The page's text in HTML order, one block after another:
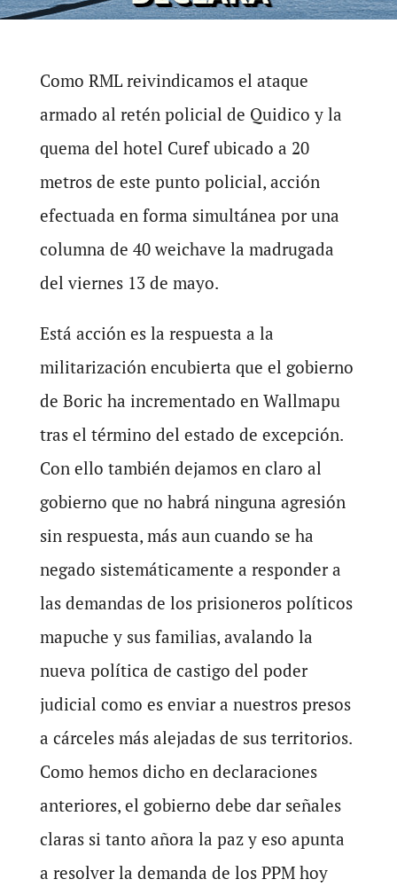
Como RML reivindicamos el ataque
armado al retén policial de Quidico y la
quema del hotel Curef ubicado a 20
metros de este punto policial, acción
efectuada en forma simultánea por una
columna de 40 weichave la madrugada
del viernes 13 de mayo.
Está acción es la respuesta a la
militarización encubierta que el gobierno
de Boric ha incrementado en Wallmapu
tras el término del estado de excepción.
Con ello también dejamos en claro al
gobierno que no habrá ninguna agresión
sin respuesta, más aun cuando se ha
negado sistemáticamente a responder a
las demandas de los prisioneros políticos
mapuche y sus familias, avalando la
nueva política de castigo del poder
judicial como es enviar a nuestros presos
a cárceles más alejadas de sus territorios.
Como hemos dicho en declaraciones
anteriores, el gobierno debe dar señales
claras si tanto añora la paz y eso apunta
a resolver la demanda de los PPM hoy